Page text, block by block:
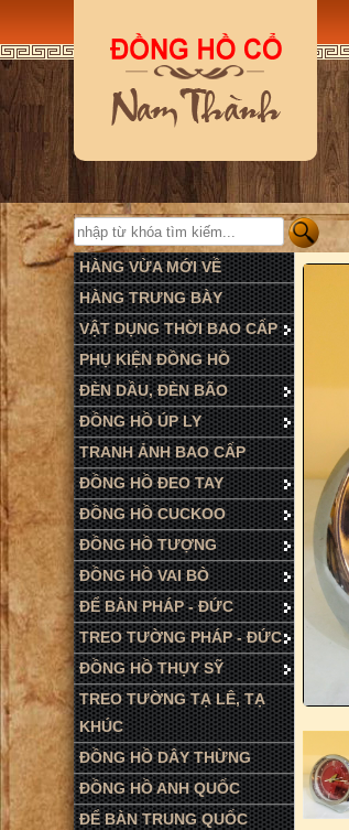
HÀNG VỪA MỚI VỀ
HÀNG TRƯNG BÀY
VẬT DỤNG THỜI BAO CẤP
PHỤ KIỆN ĐỒNG HỒ
ĐÈN DẦU, ĐÈN BÃO
ĐỒNG HỒ ÚP LY
TRANH ẢNH BAO CẤP
ĐỒNG HỒ ĐEO TAY
ĐỒNG HỒ CUCKOO
ĐỒNG HỒ TƯỢNG
ĐỒNG HỒ VAI BÒ
ĐỂ BÀN PHÁP - ĐỨC
TREO TƯỜNG PHÁP - ĐỨC
ĐỒNG HỒ THỤY SỸ
TREO TƯỜNG TẠ LÊ, TẠ
KHÚC
ĐỒNG HỒ DÂY THỪNG
ĐỒNG HỒ ANH QUỐC
ĐỂ BÀN TRUNG QUỐC